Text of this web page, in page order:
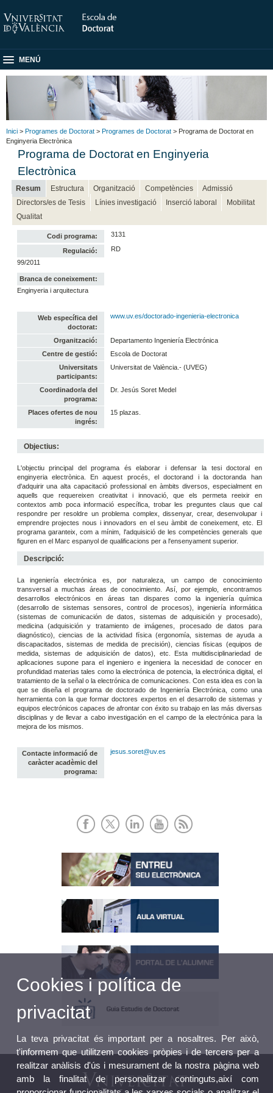
MENÚ
Inici > Programes de Doctorat > Programes de Doctorat > Programa de Doctorat en
Enginyeria Electrònica
Programa de Doctorat en Enginyeria
Electrònica
Resum Estructura Organització Competències
Admissió
Directors/es de Tesis
Línies investigació Inserció laboral
Mobilitat
Qualitat
Codi programa: 3131
Regulació:
RD
99/2011
Branca de coneixement:
Enginyeria i arquitectura
Web específica del
doctorat:
www.uv.es/doctorado-ingenieria-electronica
Organització:
Departamento Ingeniería Electrónica
Centre de gestió:
Escola de Doctorat
Universitats
participants:
Universitat de València.- (UVEG)
Coordinador/a del
programa:
Dr. Jesús Soret Medel
Places ofertes de nou
ingrés:
15 plazas.
Objectius:
L'objectiu principal del programa és elaborar i defensar la tesi doctoral en
enginyeria electrònica. En aquest procés, el doctorand i la doctoranda han
d'adquirir una alta capacitació professional en àmbits diversos, especialment en
aquells que requereixen creativitat i innovació, que els permeta reeixir en
contextos amb poca informació específica, trobar les preguntes claus que cal
respondre per resoldre un problema complex, dissenyar, crear, desenvolupar i
emprendre projectes nous i innovadors en el seu àmbit de coneixement, etc. El
programa garanteix, com a mínim, l'adquisició de les competències generals que
figuren en el Marc espanyol de qualificacions per a l'ensenyament superior.
Descripció:
La ingeniería electrónica es, por naturaleza, un campo de conocimiento
transversal a muchas áreas de conocimiento. Así, por ejemplo, encontramos
desarrollos electrónicos en áreas tan dispares como la ingeniería química
(desarrollo de sistemas sensores, control de procesos), ingeniería informática
(sistemas de comunicación de datos, sistemas de adquisición y procesado),
medicina (adquisición y tratamiento de imágenes, procesado de datos para
diagnóstico), ciencias de la actividad física (ergonomía, sistemas de ayuda a
discapacitados, sistemas de medida de precisión), ciencias físicas (equipos de
medida, sistemas de adquisición de datos), etc. Esta multidisciplinariedad de
aplicaciones supone para el ingeniero e ingeniera la necesidad de conocer en
profundidad materias tales como la electrónica de potencia, la electrónica digital, el
tratamiento de la señal o la electrónica de comunicaciones. Con esta idea es con la
que se diseña el programa de doctorado de Ingeniería Electrónica, como una
herramienta con la que formar doctores expertos en el desarrollo de sistemas y
equipos electrónicos capaces de afrontar con éxito su trabajo en las más diversas
disciplinas y de llevar a cabo investigación en el campo de la electrónica para la
mejora de los mismos.
Contacte informació de
caràcter acadèmic del
programa:
jesus.soret@uv.es
Cookies i política de
privacitat
La teva privacitat és important per a nosaltres. Per això,
t'informem que utilitzem cookies pròpies i de tercers per a
realitzar anàlisis d'ús i mesurament de la nostra pàgina web
amb la finalitat de personalitzar continguts,així com